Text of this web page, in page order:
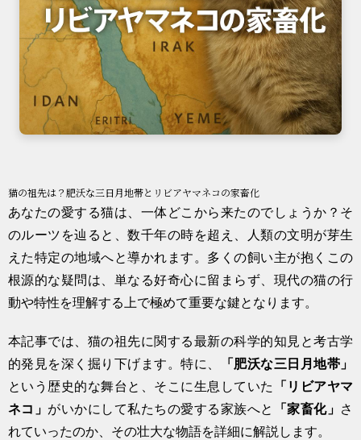
猫の祖先は？肥沃な三日月地帯とリビアヤマネコの家畜化
あなたの愛する猫は、一体どこから来たのでしょうか？そ
のルーツを辿ると、数千年の時を超え、人類の文明が芽生
えた特定の地域へと導かれます。多くの飼い主が抱くこの
根源的な疑問は、単なる好奇心に留まらず、現代の猫の行
動や特性を理解する上で極めて重要な鍵となります。
本記事では、猫の祖先に関する最新の科学的知見と考古学
的発見を深く掘り下げます。特に、
「肥沃な三日月地帯」
という歴史的な舞台と、そこに生息していた 「リビアヤマ
ネコ」 がいかにして私たちの愛する家族へと 「家畜化」 さ
れていったのか、その壮大な物語を詳細に解説します。